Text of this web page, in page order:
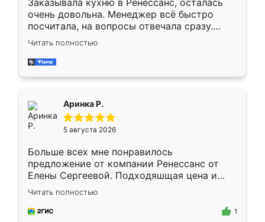
Заказывала кухню в Ренессанс, осталась
очень довольна. Менеджер всё быстро
посчитала, на вопросы отвечала сразу.
Замерщик приехал в субботу, подошёл к
делу со всей ответственностью. Собрали
за день, ребята работали аккуратно, даже
Читать полностью
Аринка Р.
5 августа 2026
Больше всех мне понравилось
предложение от компании Ренессанс от
Елены Сергеевой. Подходяшщая цена и
короткие сроки изготовления. Приехавший
для замера сотрудник Владислав
предложил по моему эскизу самый
Читать полностью
1